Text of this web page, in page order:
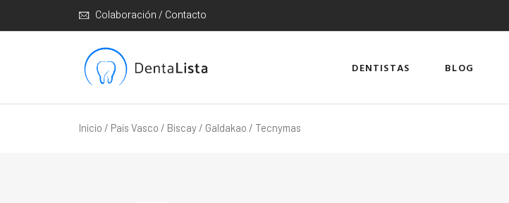
Colaboración / Contacto
DENTISTAS BLOG
Inicio / País Vasco / Biscay / Galdakao / Tecnymas